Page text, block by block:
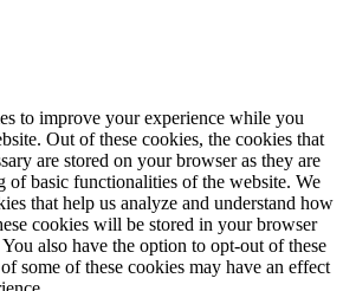
to improve your experience while you
Out of these cookies, the cookies that
are stored on your browser as they are
of basic functionalities of the website. We
that help us analyze and understand how
cookies will be stored in your browser
also have the option to opt-out of these
some of these cookies may have an effect